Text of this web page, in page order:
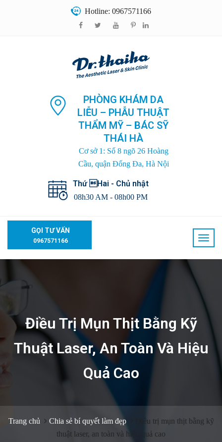
Hotline: 0967571166
PHÒNG KHÁM DA
LIỄU – PHẪU THUẬT
THẨM MỸ – BÁC SỸ
THÁI HÀ
Cơ sở 1: Số 8 ngõ 26 Hoàng
Cầu, quận Đống Đa, Hà Nội
Thứ Hai - Chủ nhật
08h30 AM - 08h00 PM
GỌI TƯ VẤN
0967571166
Điều Trị Mụn Thịt Bằng Kỹ
Thuật Laser, An Toàn Và Hiệu
Quả Cao
Trang chủ Chia sẻ bí quyết làm đẹp
Điều trị mụn thịt bằng kỹ
thuật laser, an toàn và hiệu quả cao